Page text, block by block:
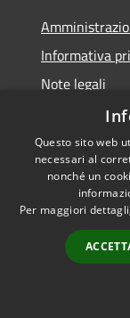
Informativa
Note legali
RSS
Accessibilità
Questo sito web
necessari al
nonché un
Per maggiori